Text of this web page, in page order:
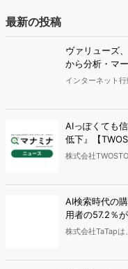
ポートとなって
ウンロードでき
最新の投稿
ヴァリューズ
から分析・マ
「Dockpit AI
インターネット
ィングサービス
250万人のWeb行
エンジン「
析から仮説構築
「Dockpit AIエー
AIっぽくても
低下』【
株式会社
わる担当者を対
し、結果を公開
AI検索時代の
用者の57.2％
株式会社TaTap
と、AIで知った
ました。